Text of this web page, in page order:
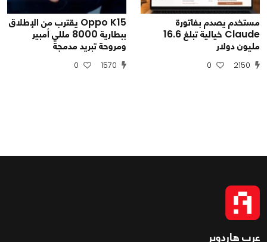
مستخدم يصدم بفاتورة
Claude خيالية تبلغ 16.6
مليون دولار
2150
0
Oppo K15 يقترب من الإطلاق
ببطارية 8000 مللي أمبير
ومروحة تبريد مدمجة
1570
0
عرب هاردوير